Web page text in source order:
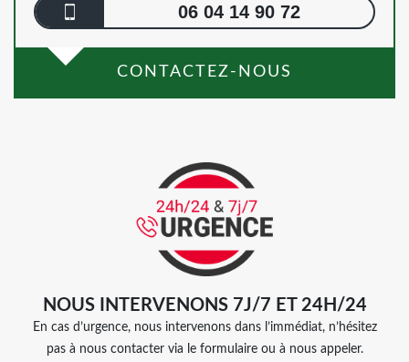
06 04 14 90 72
CONTACTEZ-NOUS
NOUS INTERVENONS 7J/7 ET 24H/24
En cas d’urgence, nous intervenons dans l’immédiat, n’hésitez
pas à nous contacter via le formulaire ou à nous appeler.